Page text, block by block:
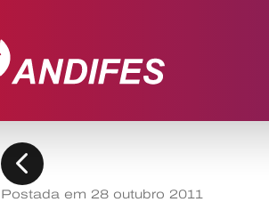
chevron_left
Postada em 28 outubro 2011